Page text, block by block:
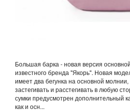
Большая барка - новая версия
известного бренда "Якорь". Новая
имеет два бегунка на основной
застегивать и расстегивать в любую
сумки предусмотрен дополнительный
как и осн...